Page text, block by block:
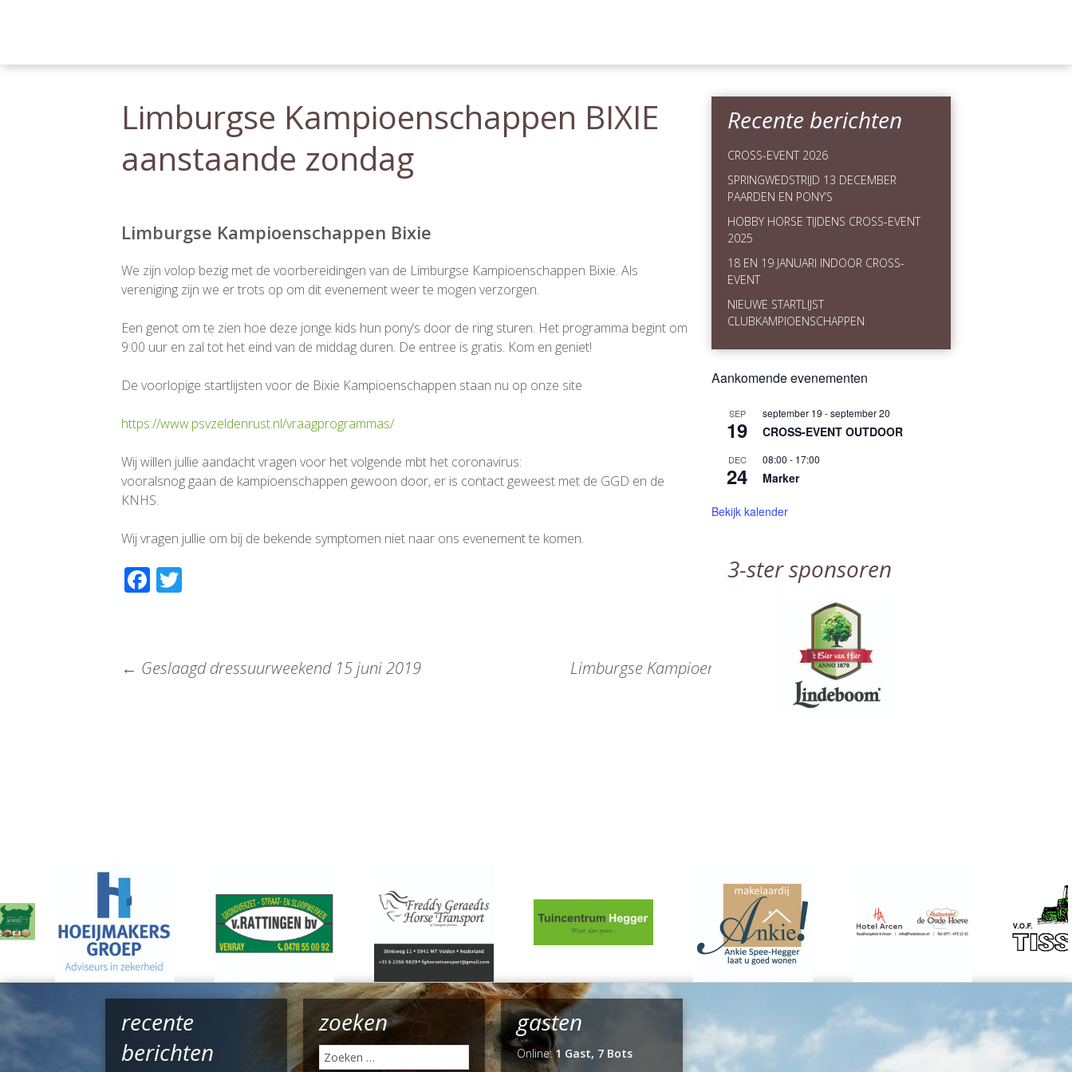
Limburgse Kampioenschappen BIXIE
aanstaande zondag
Limburgse Kampioenschappen Bixie
We zijn volop bezig met de voorbereidingen van de Limburgse Kampioenschappen Bixie. Als
vereniging zijn we er trots op om dit evenement weer te mogen verzorgen.
Een genot om te zien hoe deze jonge kids hun pony’s door de ring sturen. Het programma begint om
9:00 uur en zal tot het eind van de middag duren. De entree is gratis. Kom en geniet!
De voorlopige startlijsten voor de Bixie Kampioenschappen staan nu op onze site
https://www.psvzeldenrust.nl/vraagprogrammas/
Wij willen jullie aandacht vragen voor het volgende mbt het coronavirus:
vooralsnog gaan de kampioenschappen gewoon door, er is contact geweest met de GGD en de
KNHS.
Wij vragen jullie om bij de bekende symptomen niet naar ons evenement te komen.
Facebook
Berichtnavigatie
← Geslaagd dressuurweekend 15 juni 2019 Limburgse Kampioenschappen BIXIE UITGESTELD !!!!
Recente berichten
CROSS-EVENT 2026
SPRINGWEDSTRIJD 13 DECEMBER
PAARDEN EN PONY’S
HOBBY HORSE TIJDENS CROSS-EVENT
2025
18 EN 19 JANUARI INDOOR CROSS-
EVENT
NIEUWE STARTLIJST
CLUBKAMPIOENSCHAPPEN
Aankomende evenementen
SEP
19
september 19 -september 20
CROSS-EVENT OUTDOOR
DEC
24
08:00 - 17:00
Marker
Bekijk kalender
3-ster sponsoren
recente
berichten
zoeken gasten
Online:1 Gast, 7 Bots